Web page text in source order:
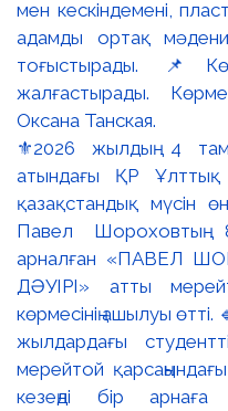
⚜️2026 жылдың 4
атындағы ҚР Ұлттық
қазақстандық мүсін
Павел Шороховтың
арналған «ПАВЕЛ
ДӘУІРІ» атты
көрмесінің ашылуы өтті.
жылдардағы
мерейтой қарсаңындағы
кезеңді бір